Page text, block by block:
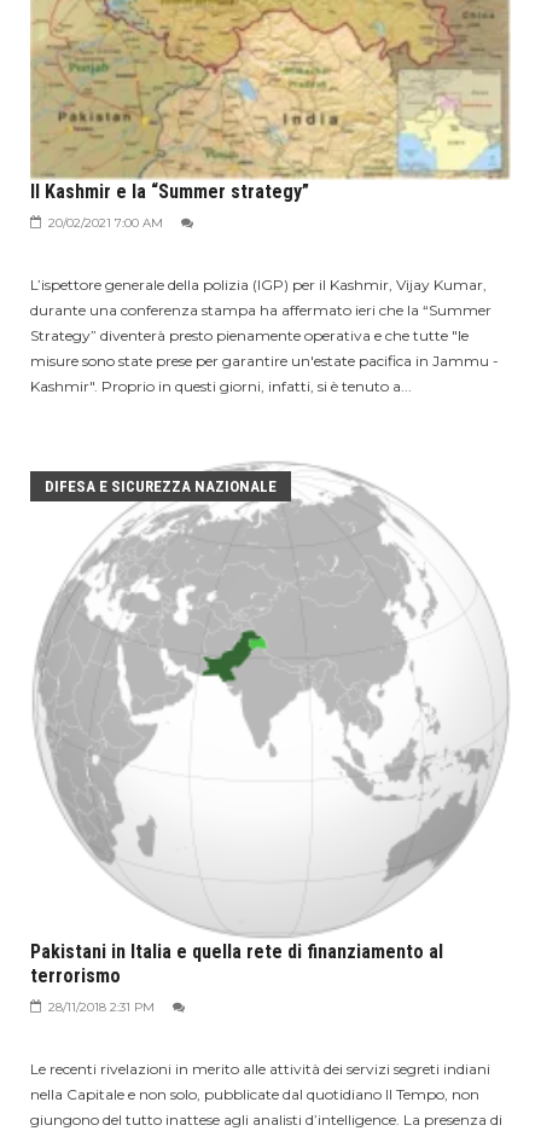
Il Kashmir e la “Summer strategy”
20/02/2021 7:00 AM
L’ispettore generale della polizia (IGP) per il Kashmir, Vijay Kumar,
durante una conferenza stampa ha affermato ieri che la “Summer
Strategy” diventerà presto pienamente operativa e che tutte "le
misure sono state prese per garantire un'estate pacifica in Jammu -
Kashmir". Proprio in questi giorni, infatti, si è tenuto a...
DIFESA E SICUREZZA NAZIONALE
Pakistani in Italia e quella rete di finanziamento al
terrorismo
28/11/2018 2:31 PM
Le recenti rivelazioni in merito alle attività dei servizi segreti indiani
nella Capitale e non solo, pubblicate dal quotidiano Il Tempo, non
giungono del tutto inattese agli analisti d’intelligence. La presenza di